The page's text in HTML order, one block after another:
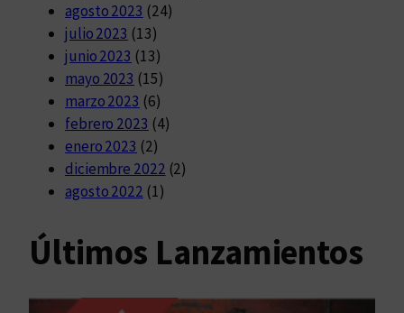
agosto 2023 (24)
julio 2023 (13)
junio 2023 (13)
mayo 2023 (15)
marzo 2023 (6)
febrero 2023 (4)
enero 2023 (2)
diciembre 2022 (2)
agosto 2022 (1)
Últimos Lanzamientos